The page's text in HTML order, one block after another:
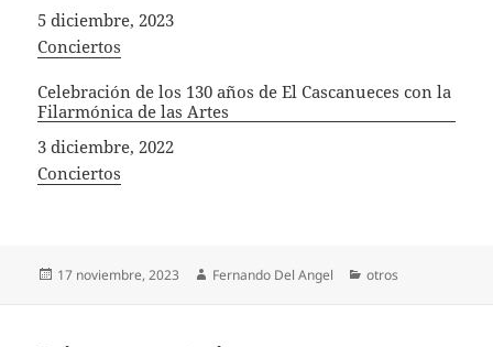
Fecha
5 diciembre, 2023
In relation to
Conciertos
Celebración de los 130 años de El Cascanueces con la
Filarmónica de las Artes
Fecha
3 diciembre, 2022
In relation to
Conciertos
Publicado
17 noviembre, 2023 Autor
Fernando Del Angel Categorías
otros